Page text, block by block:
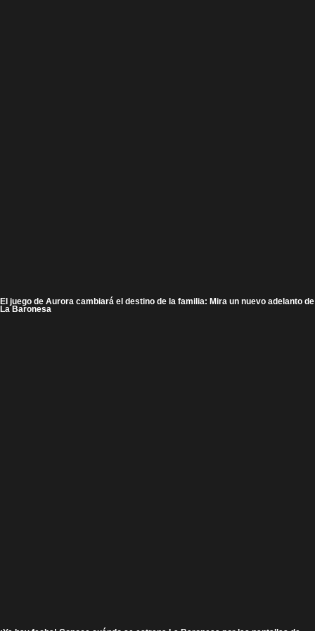
El juego de Aurora cambiará el destino de la familia: Mira un nuevo adelanto de
La Baronesa